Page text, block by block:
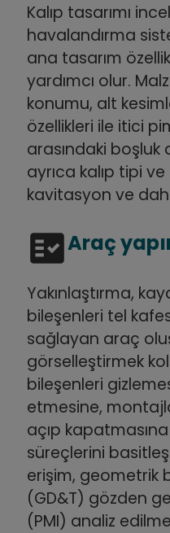
Kalıp tasarımı
havalandırma
ana tasarım
yardımcı olur.
konumu, alt
özellikleri ile itici
arasındaki boşluk
ayrıca kalıp tipi ve
kavitasyon ve
fact_checkAraç
Yakınlaştırma,
bileşenleri tel
sağlayan araç
görselleştirmek
bileşenleri
etmesine,
açıp
süreçlerini
erişim, geometrik
(GD&T) gözden
(PMI) analiz